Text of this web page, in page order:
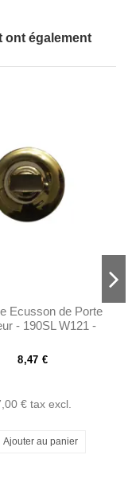
ont également
Ecusson de Porte
- 190SL W121 -
8,47 €
€ tax excl.
Ajouter au panier